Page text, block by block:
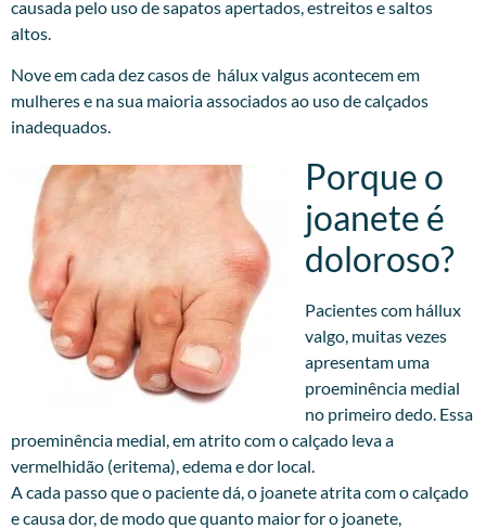
causada pelo uso de sapatos apertados, estreitos e saltos
altos.
Nove em cada dez casos de hálux valgus acontecem em
mulheres e na sua maioria associados ao uso de calçados
inadequados.
Porque o
joanete é
doloroso?
Pacientes com hállux
valgo, muitas vezes
apresentam uma
proeminência medial
no primeiro dedo. Essa
proeminência medial, em atrito com o calçado leva a
vermelhidão (eritema), edema e dor local.
A cada passo que o paciente dá, o joanete atrita com o calçado
e causa dor, de modo que quanto maior for o joanete,